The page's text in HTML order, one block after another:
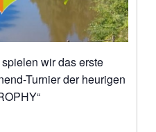
wir das erste
Turnier der heurigen